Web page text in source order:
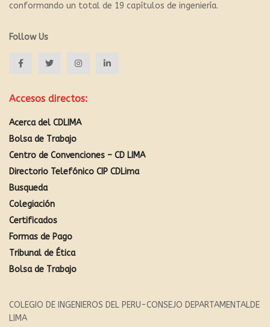
conformando un total de 19 capítulos de ingeniería.
Follow Us
Accesos directos:
Acerca del CDLIMA
Bolsa de Trabajo
Centro de Convenciones – CD LIMA
Directorio Telefónico CIP CDLima
Busqueda
Colegiación
Certificados
Formas de Pago
Tribunal de Ética
Bolsa de Trabajo
COLEGIO DE INGENIEROS DEL PERU-CONSEJO DEPARTAMENTALDE
LIMA